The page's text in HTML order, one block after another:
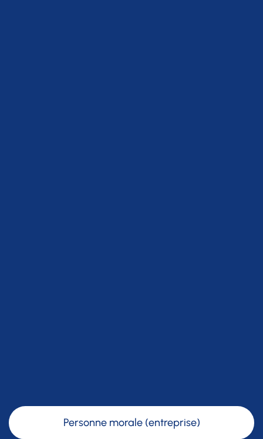
Personne morale (entreprise)